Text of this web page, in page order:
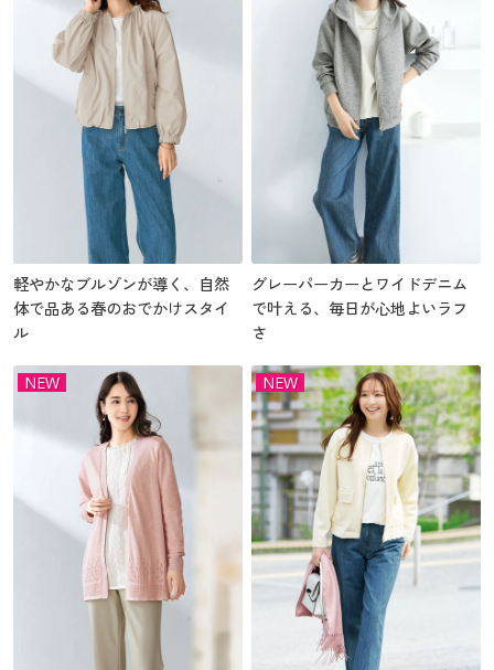
軽やかなブルゾンが導く、自然
体で品ある春のおでかけスタイ
ル
グレーパーカーとワイドデニム
で叶える、毎日が心地よいラフ
さ
NEW NEW